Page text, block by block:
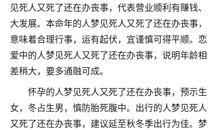
见死人又死了还在办丧事，代表营业顺利有赚钱、
大发展。本命年的人梦见死人又死了还在办丧事，
意味着合理行事，运有起伏，宜谨慎可得平顺。恋
爱中的人梦见死人又死了还在办丧事，说明年龄相
差稍大，要多通融可成。
怀孕的人梦见死人又死了还在办丧事，预示生
女，冬占生男，慎防胎死腹中。出行的人梦见死人
又死了还在办丧事，建议延至秋冬季出行为佳。梦